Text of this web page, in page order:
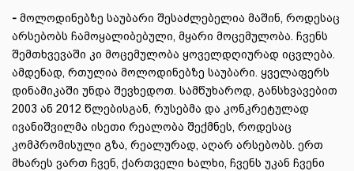
- მოლოდინებზე საუბარი შესაძლებელია მაშინ, როდესაც
არსებობს ჩამოყალიბებული, მყარი მოცემულობა. ჩვენს
შემთხვევაში კი მოცემულობა ყოველდღიურად იცვლება.
ამდენად, რთულია მოლოდინებზე საუბარი. ყველაფერს
დინამიკაში უნდა შევხედოთ. სამწუხაროდ, განსხვავებით
2003 ან 2012 წლებისგან, რუსებმა და კონკრეტულად
ივანიშვილმა ისეთი რეალობა შექმნეს, როდესაც
კომპრომისული გზა, რეალურად, აღარ არსებობს. ერთ
მხარეს ვართ ჩვენ, ქართველი ხალხი, ჩვენს უკან ჩვენი